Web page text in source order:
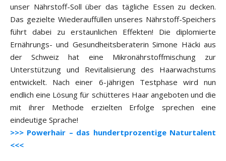
unser Nährstoff-Soll über das tägliche Essen zu decken.
Das gezielte Wiederauffüllen unseres Nährstoff-Speichers
führt dabei zu erstaunlichen Effekten! Die diplomierte
Ernährungs- und Gesundheitsberaterin Simone Häcki aus
der Schweiz hat eine Mikronährstoffmischung zur
Unterstützung und Revitalisierung des Haarwachstums
entwickelt. Nach einer 6-jährigen Testphase wird nun
endlich eine Lösung für schütteres Haar angeboten und die
mit ihrer Methode erzielten Erfolge sprechen eine
eindeutige Sprache!
>>> Powerhair – das hundertprozentige Naturtalent
<<<